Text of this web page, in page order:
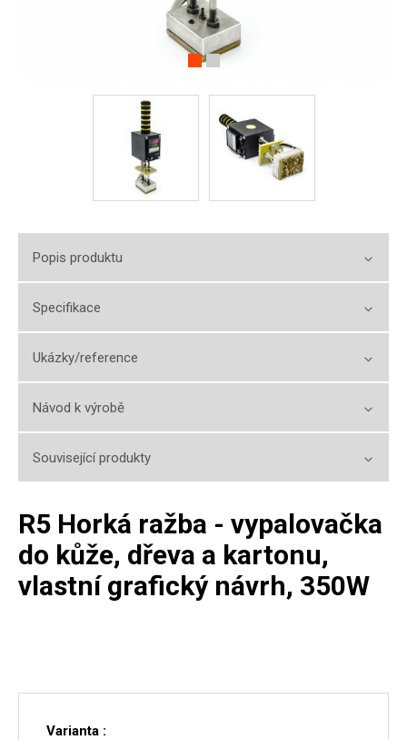
Popis produktu
Specifikace
Ukázky/reference
Návod k výrobě
Související produkty
R5 Horká ražba - vypalovačka
do kůže, dřeva a kartonu,
vlastní grafický návrh, 350W
Varianta :